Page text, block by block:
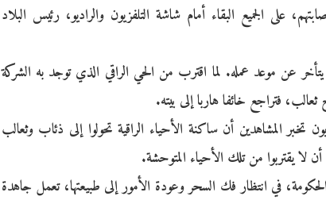
على الجميع البقاء أمام شاشة التلفزيون والراديو، رئيس البلاد
عن موعد عمله. لما اقترب من الحي الراقي الذي توجد به الشركة
فتراجع خائفا هاربا إلى بيته.
تخبر المشاهدين أن ساكنة الأحياء الراقية تحولوا إلى ذئاب وثعالب
لا يقتربوا من تلك الأحياء المتوحشة.
في انتظار فك السحر وعودة الأمور إلى طبيعتها، تعمل جاهدة